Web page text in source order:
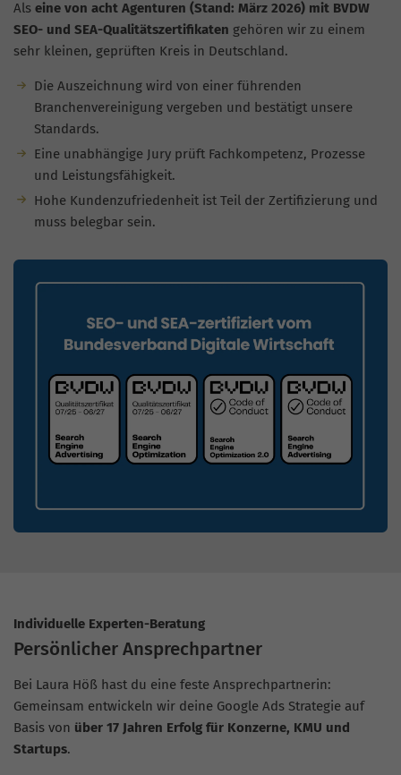
Als eine von acht Agenturen (Stand: März 2026) mit BVDW
SEO- und SEA-Qualitätszertifikaten gehören wir zu einem
sehr kleinen, geprüften Kreis in Deutschland.
Die Auszeichnung wird von einer führenden
Branchenvereinigung vergeben und bestätigt unsere
Standards.
Eine unabhängige Jury prüft Fachkompetenz, Prozesse
und Leistungsfähigkeit.
Hohe Kundenzufriedenheit ist Teil der Zertifizierung und
muss belegbar sein.
Individuelle Experten-Beratung
Persönlicher Ansprechpartner
Bei Laura Höß hast du eine feste Ansprechpartnerin:
Gemeinsam entwickeln wir deine Google Ads Strategie auf
Basis von über 17 Jahren Erfolg für Konzerne, KMU und
Startups.